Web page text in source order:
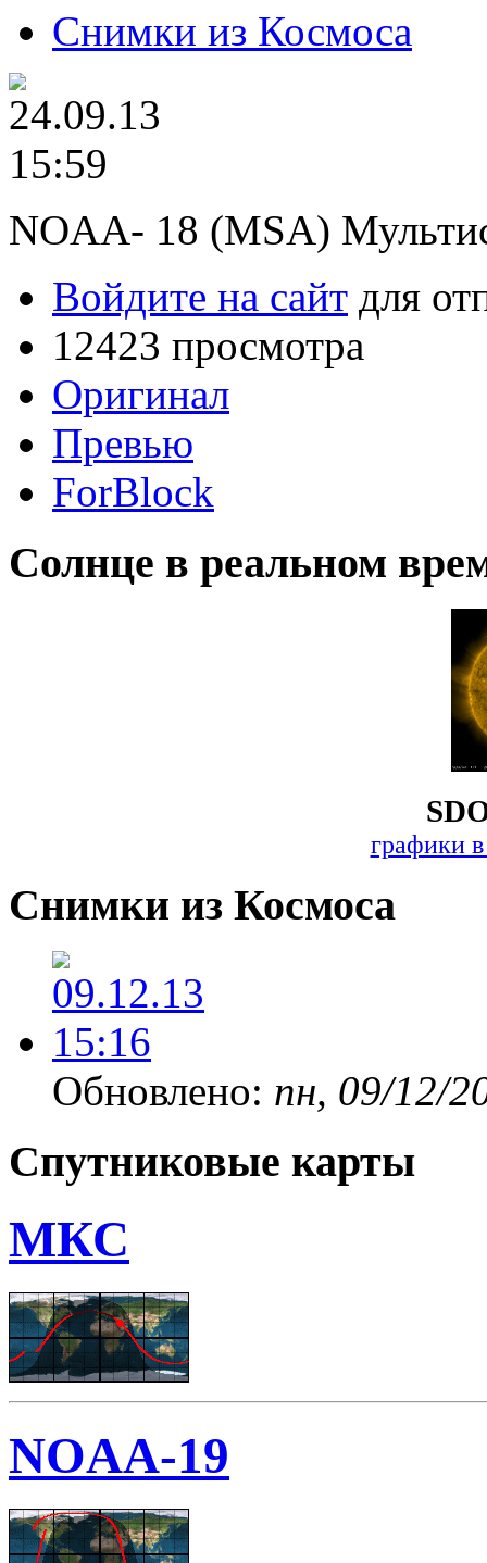
Снимки из Космоса
NOAA- 18 (MSA)
Войдите на сайт для
12423 просмотра
Оригинал
Превью
ForBlock
Солнце в реальном
графики
Снимки из Космоса
Обновлено: пн, 09/12/
Спутниковые карты
МКС
NOAA-19